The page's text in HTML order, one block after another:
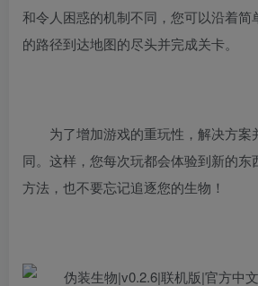
和令人困惑的机制不同，您可以沿着简
的路径到达地图的尽头并完成关卡。
为了增加游戏的重玩性，解决方案
同。这样，您每次玩都会体验到新的东
方法，也不要忘记追逐您的生物！